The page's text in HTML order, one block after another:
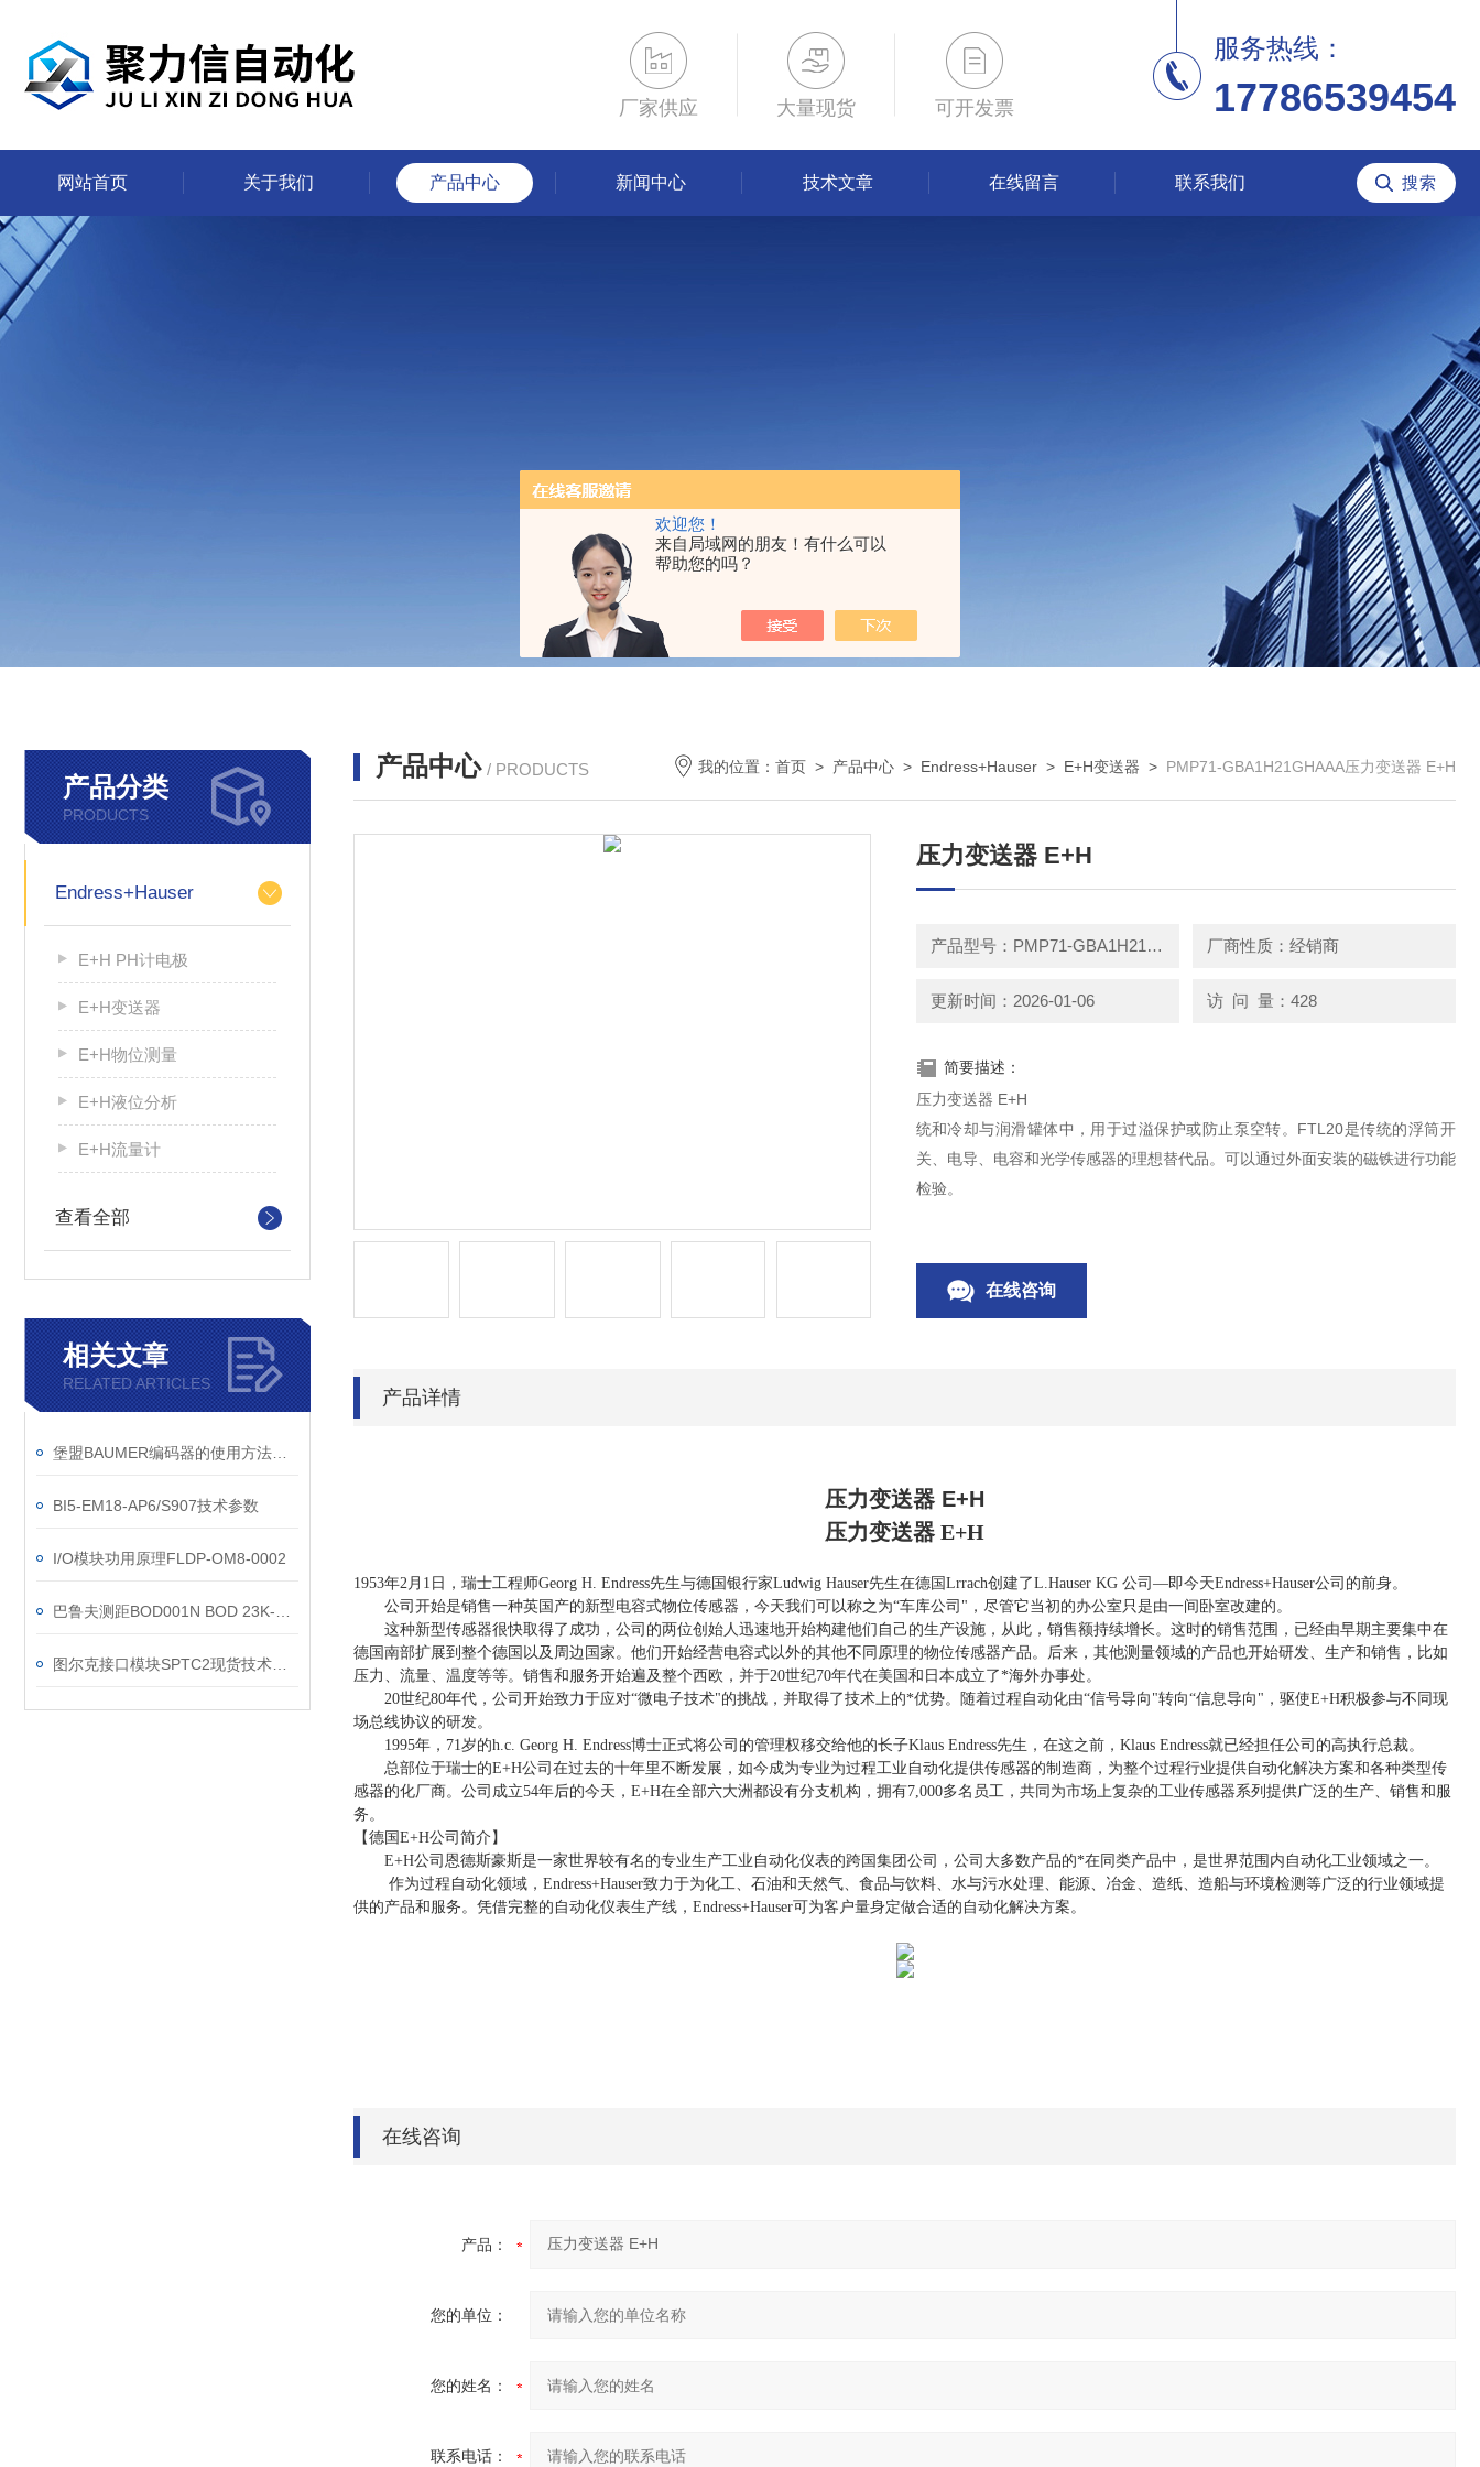
欢迎您！
来自局域网的朋友！有什么可以
帮助您的吗？
厂家供应 大量现货 可开发票
服务热线：
17786539454
网站首页 关于我们 产品中心 新闻中心 技术文章 在线留言 联系我们
产品分类
PRODUCTS
Endress+Hauser
E+H PH计电极
E+H变送器
E+H物位测量
E+H液位分析
E+H流量计
查看全部
相关文章
RELATED ARTICLES
BI5-EM18-AP6/S907技术参数
I/O模块功用原理FLDP-OM8-0002
产品中心 / PRODUCTS 我的位置： 首页 > 产品中心 > Endress+Hauser > E+H变送器 > PMP71-GBA1H21GHAAA压力变送器 E+H
压力变送器 E+H
产品型号：PMP71-GBA1H21GHAAA 厂商性质：经销商
更新时间：2026-01-06 访 问 量：428
简要描述：
压力变送器 E+H
统和冷却与润滑罐体中，用于过溢保护或防止泵空转。FTL20是传统的浮筒开
关、电导、电容和光学传感器的理想替代品。可以通过外面安装的磁铁进行功能
检验。
在线咨询
产品详情
压力变送器 E+H
压力变送器 E+H
1953年2月1日，瑞士工程师Georg H. Endress先生与德国银行家Ludwig Hauser先生在德国Lrrach创建了L.Hauser KG 公司—即今天Endress+Hauser公司的前身。
公司开始是销售一种英国产的新型电容式物位传感器，今天我们可以称之为“车库公司"，尽管它当初的办公室只是由一间卧室改建的。
这种新型传感器很快取得了成功，公司的两位创始人迅速地开始构建他们自己的生产设施，从此，销售额持续增长。这时的销售范围，已经由早期主要集中在
德国南部扩展到整个德国以及周边国家。他们开始经营电容式以外的其他不同原理的物位传感器产品。后来，其他测量领域的产品也开始研发、生产和销售，比如
压力、流量、温度等等。销售和服务开始遍及整个西欧，并于20世纪70年代在美国和日本成立了*海外办事处。
20世纪80年代，公司开始致力于应对“微电子技术"的挑战，并取得了技术上的*优势。随着过程自动化由“信号导向"转向“信息导向"，驱使E+H积极参与不同现
场总线协议的研发。
1995年，71岁的h.c. Georg H. Endress博士正式将公司的管理权移交给他的长子Klaus Endress先生，在这之前，Klaus Endress就已经担任公司的高执行总裁。
总部位于瑞士的E+H公司在过去的十年里不断发展，如今成为专业为过程工业自动化提供传感器的制造商，为整个过程行业提供自动化解决方案和各种类型传
感器的化厂商。公司成立54年后的今天，E+H在全部六大洲都设有分支机构，拥有7,000多名员工，共同为市场上复杂的工业传感器系列提供广泛的生产、销售和服
务。
【德国E+H公司简介】
E+H公司恩德斯豪斯是一家世界较有名的专业生产工业自动化仪表的跨国集团公司，公司大多数产品的*在同类产品中，是世界范围内自动化工业领域之一。
作为过程自动化领域，Endress+Hauser致力于为化工、石油和天然气、食品与饮料、水与污水处理、能源、冶金、造纸、造船与环境检测等广泛的行业领域提
供的产品和服务。凭借完整的自动化仪表生产线，Endress+Hauser可为客户量身定做合适的自动化解决方案。
在线咨询
产品：
您的单位：
您的姓名：
联系电话：